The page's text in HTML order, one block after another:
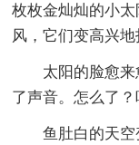
枚枚金灿灿的小
风，它们变高兴地
太阳的脸愈
了声音。怎么了
鱼肚白的天